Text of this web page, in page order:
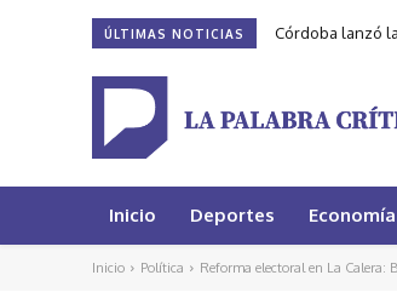
ÚLTIMAS NOTICIAS Córdoba lanzó
Inicio Deportes Economía
Inicio Política Reforma electoral en La Calera: